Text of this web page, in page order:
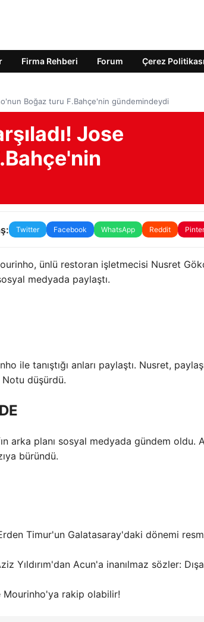
Firma Rehberi Forum Çerez Politikası
Boğaz turu F.Bahçe'nin gündemindeydi
Jose
Twitter Facebook WhatsApp Reddit
ünlü restoran işletmecisi Nusret
medyada paylaştı.
ile tanıştığı anları paylaştı. Nusret,
Notu düşürdü.
arka planı sosyal medyada gündem oldu.
büründü.
Timur'un Galatasaray'daki dönemi
Yıldırım'dan Acun'a inanılmaz sözler:
Mourinho'ya rakip olabilir!